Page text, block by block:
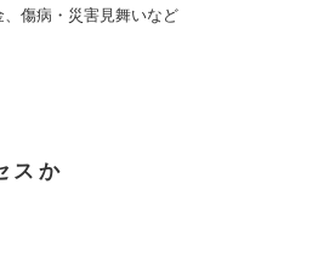
、傷病・災害見舞いなど
スか